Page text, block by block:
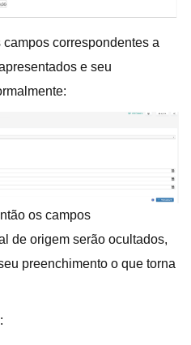
campos correspondentes a
e seu
os campos
de origem serão ocultados,
preenchimento o que torna